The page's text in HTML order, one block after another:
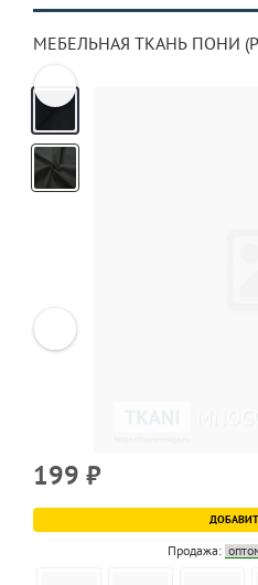
МЕБЕЛЬНАЯ ТКАНЬ ПОНИ
199 ₽
Продажа: